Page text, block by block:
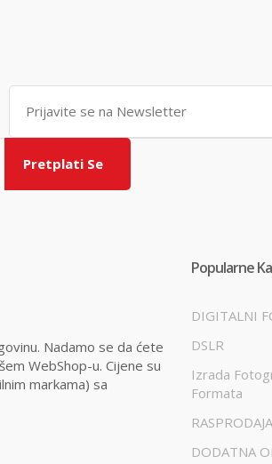
Pretplati Se
Nadamo se da ćete
WebShop-u. Cijene su
markama) sa
Popularne
DIGITALNI
DSLR
Izrada
Formata
RASPRODAJA
DODATNA